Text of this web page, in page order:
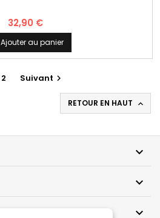
32,90 €
Ajouter au panier
2 Suivant 
RETOUR EN HAUT 


